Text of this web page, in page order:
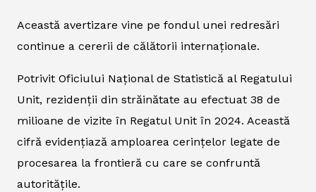
Această avertizare vine pe fondul unei redresări
continue a cererii de călătorii internaționale.
Potrivit Oficiului Național de Statistică al Regatului
Unit, rezidenții din străinătate au efectuat 38 de
milioane de vizite în Regatul Unit în 2024. Această
cifră evidențiază amploarea cerințelor legate de
procesarea la frontieră cu care se confruntă
autoritățile.